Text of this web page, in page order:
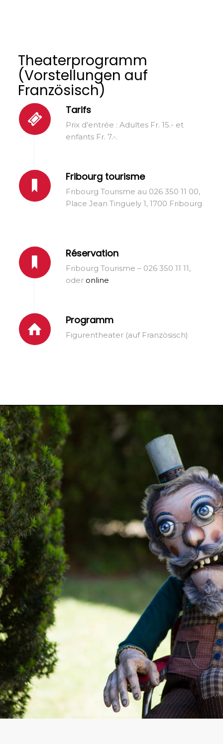
Theaterprogramm
(Vorstellungen auf
Französisch)
Tarifs
Prix d’entrée : Adultes Fr. 15.- et
enfants Fr. 7.-.
Fribourg tourisme
Fribourg Tourisme au 026 350 11 00,
Place Jean Tinguely 1, 1700 Fribourg
Réservation
Fribourg Tourisme – 026 350 11 11,
oder online
Programm
Figurentheater (auf Französisch)